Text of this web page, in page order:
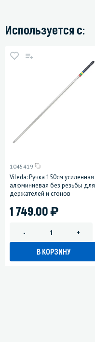
Используется с:
1045419
Vileda: Ручка 150см усиленная
алюминиевая без резьбы для
держателей и сгонов
1 749.00)
- +
В КОРЗИНУ